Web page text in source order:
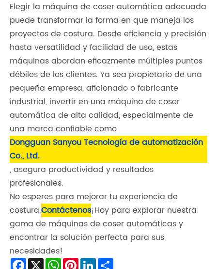
Elegir la máquina de coser automática adecuada
puede transformar la forma en que maneja los
proyectos de costura. Desde eficiencia y precisión
hasta versatilidad y facilidad de uso, estas
máquinas abordan eficazmente múltiples puntos
débiles de los clientes. Ya sea propietario de una
pequeña empresa, aficionado o fabricante
industrial, invertir en una máquina de coser
automática de alta calidad, especialmente de
una marca confiable como
Dongguan Sanyou Tecnología de automatización
Co., Ltd.
, asegura productividad y resultados
profesionales.
No esperes para mejorar tu experiencia de
costura.Contáctenos¡Hoy para explorar nuestra
gama de máquinas de coser automáticas y
encontrar la solución perfecta para sus
necesidades!
Facebook
X WhatsApp
Pinterest
LinkedIn